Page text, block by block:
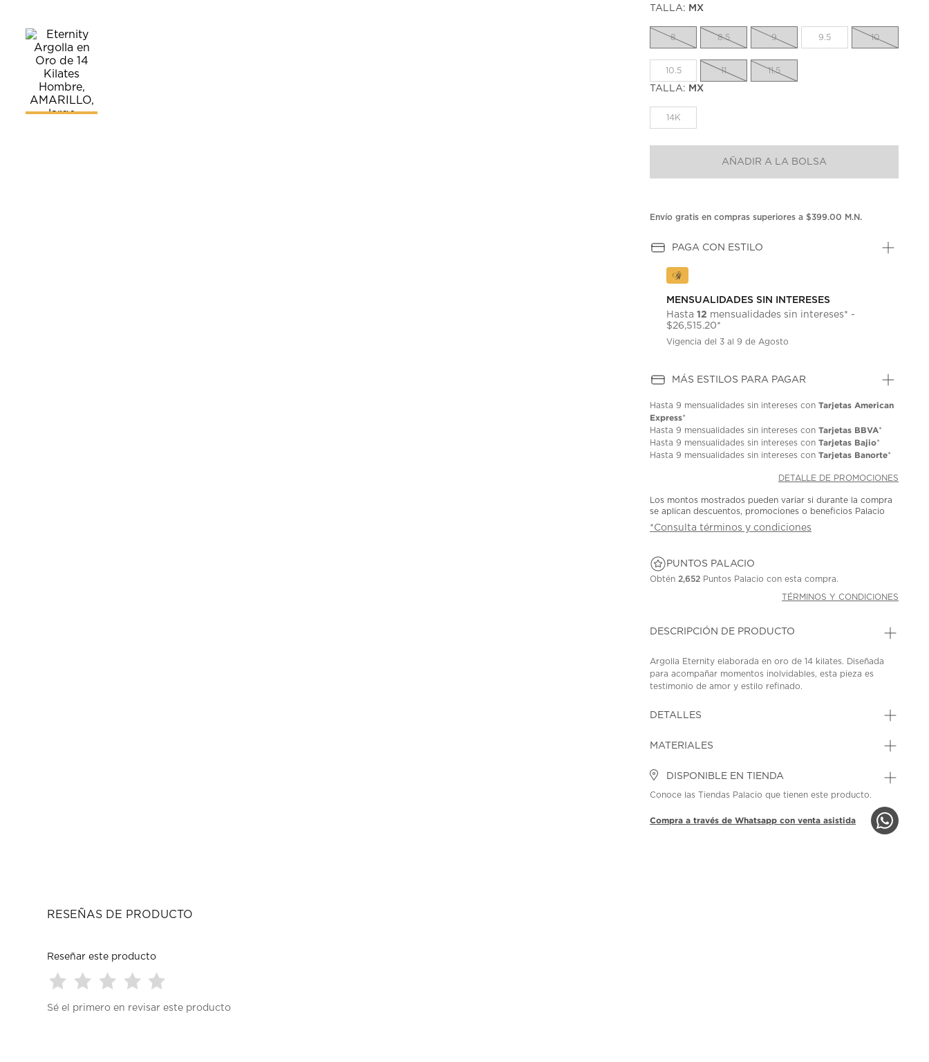
misma
TALLA: MX
8 8.5 9 9.5 10
10.5 11 11.5
TALLA: MX
14K
AÑADIR A LA BOLSA
Envío gratis en compras superiores a $399.00 M.N.
PAGA CON ESTILO
MENSUALIDADES SIN INTERESES
Hasta12 mensualidades sin intereses* -
$26,515.20*
Vigencia del 3 al 9 de Agosto
MÁS ESTILOS PARA PAGAR
Hasta9 mensualidades sin intereses conTarjetas American
Express*
Hasta9 mensualidades sin intereses conTarjetas BBVA*
Hasta9 mensualidades sin intereses conTarjetas Bajio*
Hasta9 mensualidades sin intereses conTarjetas Banorte*
DETALLE DE PROMOCIONES
Los montos mostrados pueden variar si durante la compra
se aplican descuentos, promociones o beneficios Palacio
*Consulta términos y condiciones
PUNTOS PALACIO
Obtén 2,652 Puntos Palacio con esta compra.
TÉRMINOS Y CONDICIONES
DESCRIPCIÓN DE PRODUCTO
Argolla Eternity elaborada en oro de 14 kilates. Diseñada
para acompañar momentos inolvidables, esta pieza es
testimonio de amor y estilo refinado.
DETALLES
MATERIALES
DISPONIBLE EN TIENDA
Conoce las Tiendas Palacio que tienen este producto.
Compra a través de Whatsapp con venta asistida
RESEÑAS DE PRODUCTO
Reseñar este producto
para paraparaparapara
Sé el primero en revisar este producto